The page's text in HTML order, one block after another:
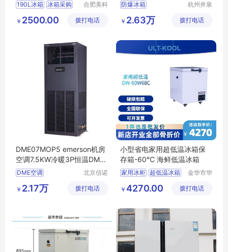
190L冰箱 冰箱采购
电控冰箱
合肥美科
有限公司
￥ 2500.00 拨打电话
防爆冰箱
杭州井泉
有限公司
￥ 2.63万 拨打电话
DME07MOP5 emerson机房
空调7.5KW冷暖3P恒温DME
07MOSUP1/DMC07WP1
DME空调
北京信诺
有限公司
￥ 2.17万 拨打电话
小型省电家用超低温冰箱保
存箱-60℃ 海鲜低温冰箱
家用冰柜 超低温冰箱
金华市华
备有限公
￥ 4270.00 拨打电话